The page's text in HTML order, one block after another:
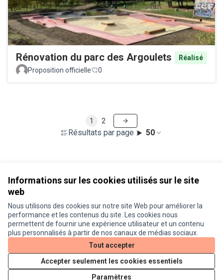
Informations sur les cookies utilisés sur le site
web
Nous utilisons des cookies sur notre site Web pour améliorer la
performance et les contenus du site. Les cookies nous
permettent de fournir une expérience utilisateur et un contenu
plus personnalisés à partir de nos canaux de médias sociaux.
Tout accepter
Accepter seulement les cookies essentiels
Paramètres
Rénovation du parc des Argoulets
Réalisé
Proposition officielle
0
Résultats par page : 50
1 2
Conditions d'utilisation
Paramètres des cookies
Je participe ! sur X
(Lien externe)
Je participe ! sur Facebook
Je participe ! sur Instagram
Licence
(Lien